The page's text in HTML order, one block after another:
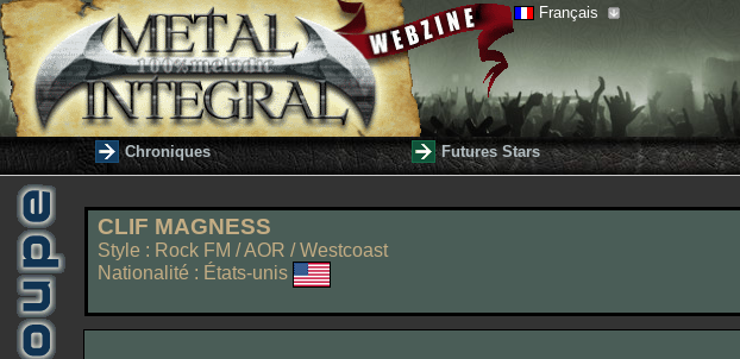
Français
Chroniques Futures Stars
CLIF MAGNESS
Style : Rock FM / AOR / Westcoast
Nationalité : États-unis